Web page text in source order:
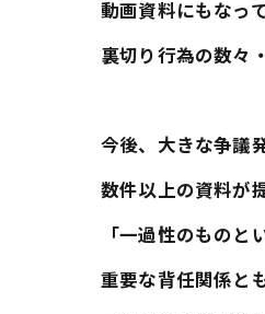
動画資料にもなっ
裏切り行為の数々
今後、大きな争議
数件以上の資料が
「一過性のものと
重要な背任関係と